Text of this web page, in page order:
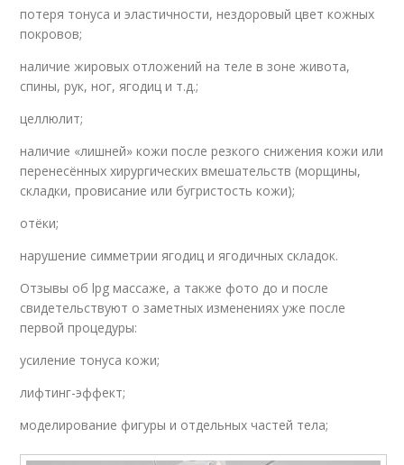
потеря тонуса и эластичности, нездоровый цвет кожных
покровов;
наличие жировых отложений на теле в зоне живота,
спины, рук, ног, ягодиц и т.д.;
целлюлит;
наличие «лишней» кожи после резкого снижения кожи или
перенесённых хирургических вмешательств (морщины,
складки, провисание или бугристость кожи);
отёки;
нарушение симметрии ягодиц и ягодичных складок.
Отзывы об lpg массаже, а также фото до и после
свидетельствуют о заметных изменениях уже после
первой процедуры:
усиление тонуса кожи;
лифтинг-эффект;
моделирование фигуры и отдельных частей тела;